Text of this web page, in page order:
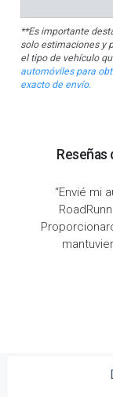
**Es importante
solo estimaciones y
el tipo de vehículo
automóviles para
exacto de envío.
“Envié
New